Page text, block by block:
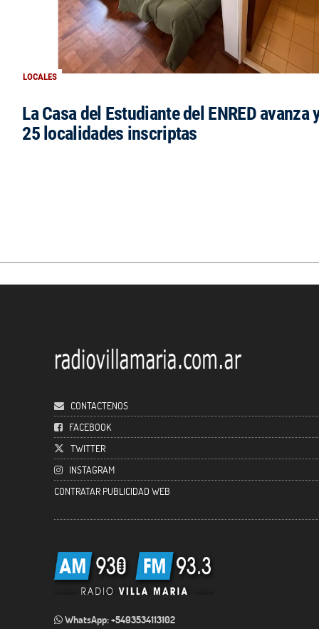
LOCALES
La Casa del Estudiante del ENRED avanza
25 localidades inscriptas
CONTACTENOS
FACEBOOK
TWITTER
INSTAGRAM
CONTRATAR PUBLICIDAD WEB
WhatsApp: +5493534113102